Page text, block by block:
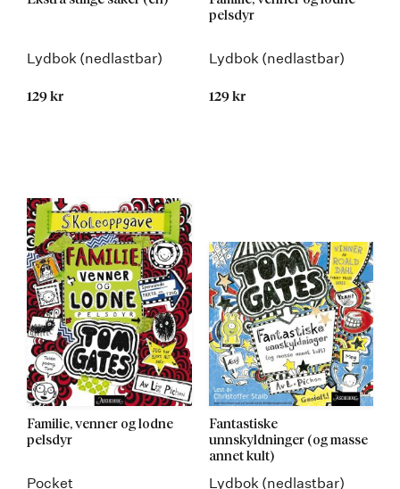
Lydbok (nedlastbar)
129 kr
pelsdyr
Lydbok (nedlastbar)
129 kr
Familie, venner og lodne
pelsdyr
Pocket
Fantastiske
unnskyldninger (og masse
annet kult)
Lydbok (nedlastbar)